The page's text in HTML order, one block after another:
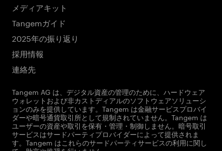
メディアキット
Tangemガイド
2025年の振り返り
採用情報
連絡先
Tangem AG は、デジタル資産の管理のために、ハードウェア
ウォレットおよび非カストディアルのソフトウェアソリューシ
ョンのみを提供しています。Tangem は金融サービスプロバイ
ダーや暗号通貨取引所として規制されていません。Tangem は
ユーザーの資産や取引を保有・管理・制御しません。暗号取引
サービスはサードパーティプロバイダーによって提供されま
す。Tangem はこれらのサードパーティサービスの利用に関し